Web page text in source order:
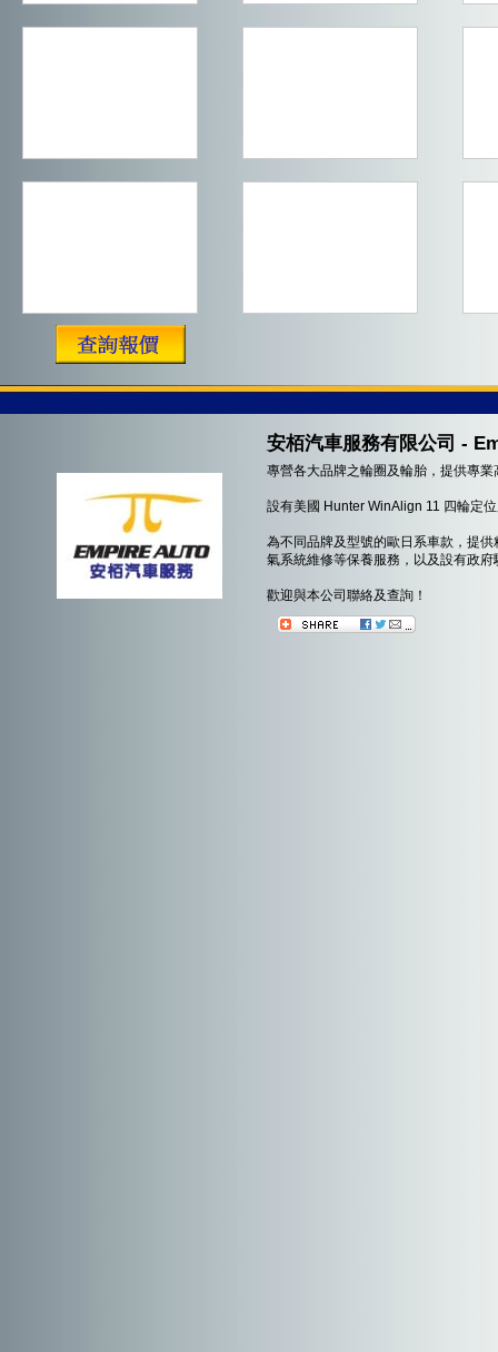
安栢汽車服務有限公司 -
專營各大品牌之輪圈及輪胎，提供專
設有美國 Hunter WinAlign 11 四輪定
為不同品牌及型號的歐日系車款，提
氣系統維修等保養服務，以及設有政
歡迎與本公司聯絡及查詢！